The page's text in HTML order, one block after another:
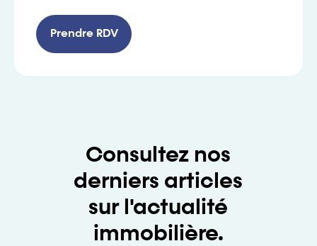
Prendre RDV
Consultez nos
derniers articles
sur l'actualité
immobilière.